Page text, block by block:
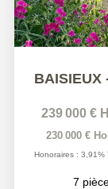
239 000 €
230 000 €
Honoraires : 3,91%
7